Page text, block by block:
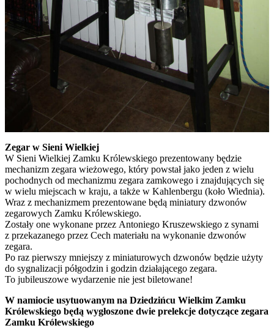
Zegar w Sieni Wielkiej
W Sieni Wielkiej Zamku Królewskiego prezentowany będzie
mechanizm zegara wieżowego, który powstał jako jeden z wielu
pochodnych od mechanizmu zegara zamkowego i znajdujących się
w wielu miejscach w kraju, a także w Kahlenbergu (koło Wiednia).
Wraz z mechanizmem prezentowane będą miniatury dzwonów
zegarowych Zamku Królewskiego.
Zostały one wykonane przez Antoniego Kruszewskiego z synami
z przekazanego przez Cech materiału na wykonanie dzwonów
zegara.
Po raz pierwszy mniejszy z miniaturowych dzwonów będzie użyty
do sygnalizacji półgodzin i godzin działającego zegara.
To jubileuszowe wydarzenie nie jest biletowane!
W namiocie usytuowanym na Dziedzińcu Wielkim Zamku
Królewskiego będą wygłoszone dwie prelekcje dotyczące zegara
Zamku Królewskiego